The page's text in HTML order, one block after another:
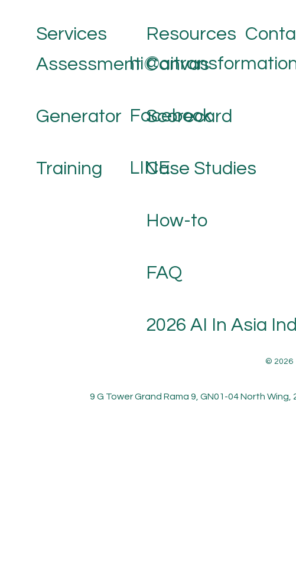
Services
Assessment
Generator
Training
Resources
Canvas
Scorecard
Case Studies
How-to
FAQ
2026 AI In Asia
Facebook
LINE
©
9 G Tower Grand Rama 9, GN01-04 North